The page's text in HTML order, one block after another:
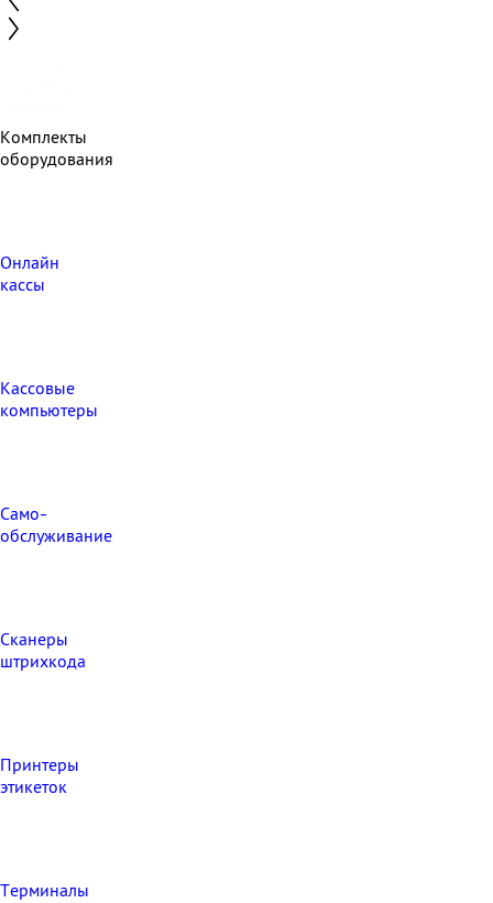
Комплекты
оборудования
Онлайн
кассы
Кассовые
компьютеры
Само-
обслуживание
Сканеры
штрихкода
Принтеры
этикеток
Терминалы